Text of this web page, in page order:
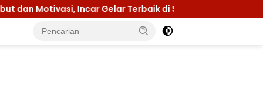
Incar Gelar Terbaik di Sultra Menuju Jamnas